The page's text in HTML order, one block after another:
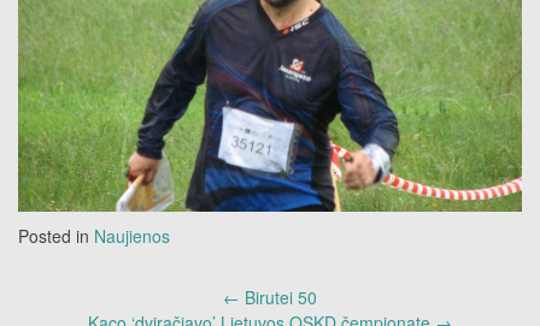
Posted in Naujienos
← Birutei 50